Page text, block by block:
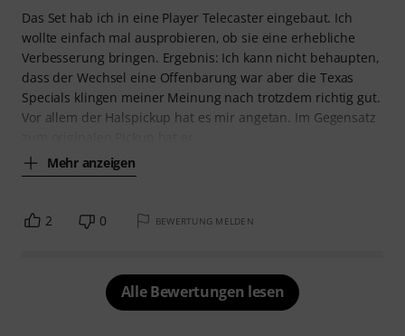
Das Set hab ich in eine Player Telecaster eingebaut. Ich
wollte einfach mal ausprobieren, ob sie eine erhebliche
Verbesserung bringen. Ergebnis: Ich kann nicht behaupten,
dass der Wechsel eine Offenbarung war aber die Texas
Specials klingen meiner Meinung nach trotzdem richtig gut.
Vor allem der Halspickup hat es mir angetan. Im Gegensatz
Mehr anzeigen
2 0 BEWERTUNG MELDEN
Alle Bewertungen lesen